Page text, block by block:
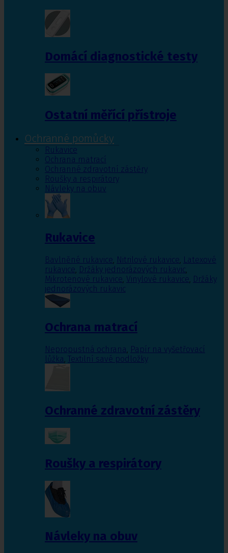
Domácí diagnostické testy
Ostatní měřící přístroje
Ochranné pomůcky
Rukavice
Ochrana matrací
Ochranné zdravotní zástěry
Roušky a respirátory
Návleky na obuv
Rukavice
Bavlněné rukavice, Nitrilové rukavice, Latexové
rukavice, Držáky jednorázových rukavic,
Mikrotenové rukavice, Vinylové rukavice, Držáky
jednorázových rukavic
Ochrana matrací
Nepropustná ochrana, Papír na vyšetřovací
lůžka, Textilní savé podložky
Ochranné zdravotní zástěry
Roušky a respirátory
Návleky na obuv